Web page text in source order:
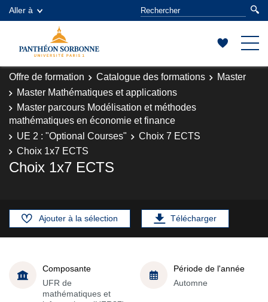
Aller à
Offre de formation Catalogue des formations
Master
Master Mathématiques et applications
Master parcours Modélisation et méthodes
mathématiques en économie et finance
UE 2 : "Optional Courses"
Choix 7 ECTS
Choix 1x7 ECTS
Choix 1x7 ECTS
Ajouter à la sélection Télécharger
Composante
UFR de
mathématiques et
Période de l'année
Automne